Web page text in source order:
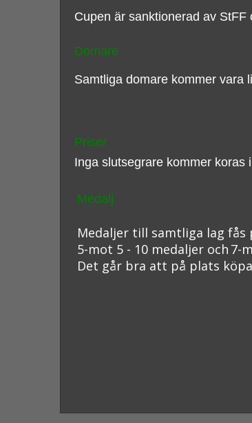
Cupen är sanktionerad av
Domare
Samtliga domare kommer vara
Priser
Inga slutsegrare kommer koras
Medalj
Medaljer till samtliga lag
5-mot 5 - 10 medaljer och 7-
Det går bra att på plats